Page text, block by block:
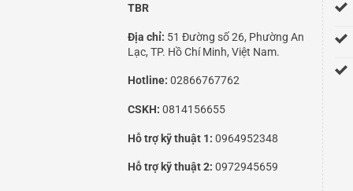
TBR
Địa chỉ: 51 Đường số 26, Phường An
Lạc, TP. Hồ Chí Minh, Việt Nam.
Hotline: 02866767762
CSKH: 0814156655
Hỗ trợ kỹ thuật 1: 0964952348
Hỗ trợ kỹ thuật 2: 0972945659